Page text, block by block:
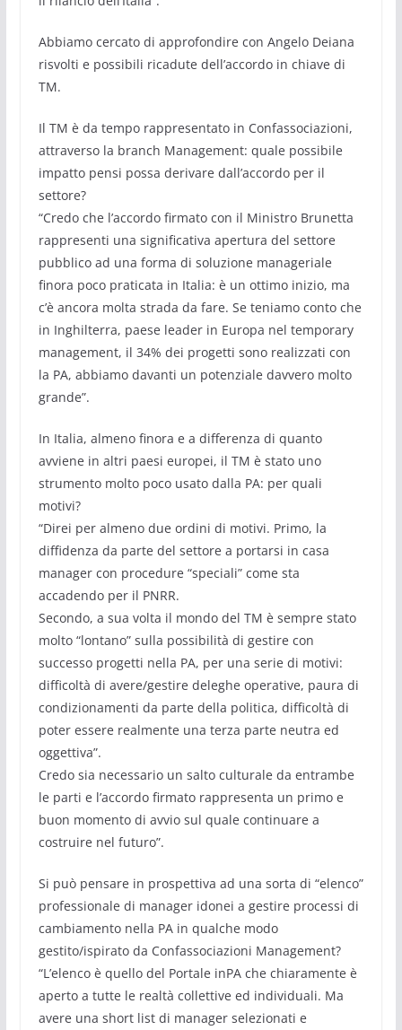
Abbiamo cercato di approfondire con Angelo Deiana
risvolti e possibili ricadute dell’accordo in chiave di
TM.
Il TM è da tempo rappresentato in Confassociazioni,
attraverso la branch Management: quale possibile
impatto pensi possa derivare dall’accordo per il
settore?
“Credo che l’accordo firmato con il Ministro Brunetta
rappresenti una significativa apertura del settore
pubblico ad una forma di soluzione manageriale
finora poco praticata in Italia: è un ottimo inizio, ma
c’è ancora molta strada da fare. Se teniamo conto che
in Inghilterra, paese leader in Europa nel temporary
management, il 34% dei progetti sono realizzati con
la PA, abbiamo davanti un potenziale davvero molto
grande”.
In Italia, almeno finora e a differenza di quanto
avviene in altri paesi europei, il TM è stato uno
strumento molto poco usato dalla PA: per quali
motivi?
“Direi per almeno due ordini di motivi. Primo, la
diffidenza da parte del settore a portarsi in casa
manager con procedure “speciali” come sta
accadendo per il PNRR.
Secondo, a sua volta il mondo del TM è sempre stato
molto “lontano” sulla possibilità di gestire con
successo progetti nella PA, per una serie di motivi:
difficoltà di avere/gestire deleghe operative, paura di
condizionamenti da parte della politica, difficoltà di
poter essere realmente una terza parte neutra ed
oggettiva”.
Credo sia necessario un salto culturale da entrambe
le parti e l’accordo firmato rappresenta un primo e
buon momento di avvio sul quale continuare a
costruire nel futuro”.
Si può pensare in prospettiva ad una sorta di “elenco”
professionale di manager idonei a gestire processi di
cambiamento nella PA in qualche modo
gestito/ispirato da Confassociazioni Management?
“L’elenco è quello del Portale inPA che chiaramente è
aperto a tutte le realtà collettive ed individuali. Ma
avere una short list di manager selezionati e